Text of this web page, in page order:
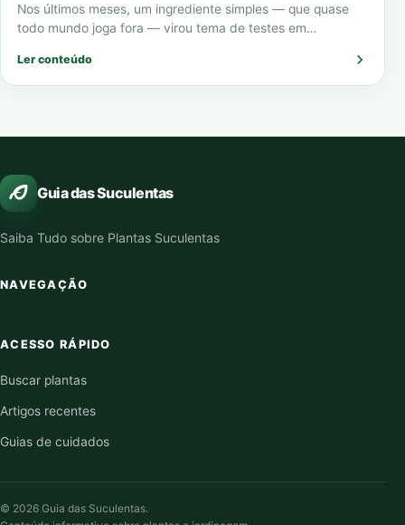
Nos últimos meses, um ingrediente simples — que quase
todo mundo joga fora — virou tema de testes em
Ler conteúdo
Guia das Suculentas
Saiba Tudo sobre Plantas Suculentas
NAVEGAÇÃO
ACESSO RÁPIDO
Buscar plantas
Artigos recentes
Guias de cuidados
© 2026 Guia das Suculentas.